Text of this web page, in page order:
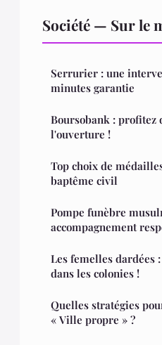
Société — Sur le
Serrurier : une
minutes garantie
Boursobank : profitez
l'ouverture !
Top choix de
baptême civil
Pompe funèbre
accompagnement
Les femelles dardées
dans les colonies !
Quelles stratégies
« Ville propre » ?